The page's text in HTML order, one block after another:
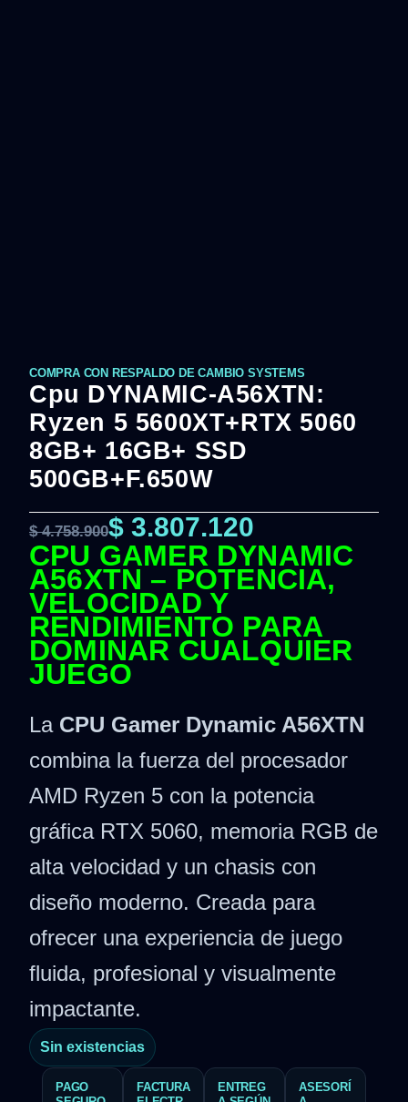
COMPRA CON RESPALDO DE CAMBIO SYSTEMS
Cpu DYNAMIC-A56XTN:
Ryzen 5 5600XT+RTX 5060
8GB+ 16GB+ SSD
500GB+F.650W
$4.758.900$ 3.807.120
CPU GAMER DYNAMIC
A56XTN – POTENCIA,
VELOCIDAD Y
RENDIMIENTO PARA
DOMINAR CUALQUIER
JUEGO
La CPU Gamer Dynamic A56XTN
combina la fuerza del procesador
AMD Ryzen 5 con la potencia
gráfica RTX 5060, memoria RGB de
alta velocidad y un chasis con
diseño moderno. Creada para
ofrecer una experiencia de juego
fluida, profesional y visualmente
impactante.
Sin existencias
PAGO
FACTURA
ENTREG
ASESORÍ